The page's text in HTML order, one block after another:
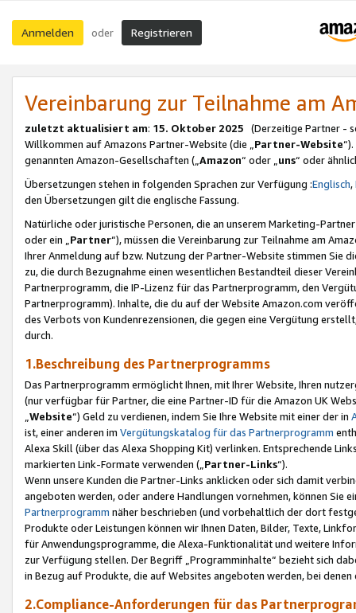
Anmelden oder Registrieren
Vereinbarung zur Teilnahme am
zuletzt aktualisiert am: 15. Oktober 2025 (Derzeitige Partner -
Willkommen auf Amazons Partner-Website (die „Partner-Website
genannten Amazon-Gesellschaften („Amazon“ oder „uns“ oder
Übersetzungen stehen in folgenden Sprachen zur Verfügung :Englisch,
den Übersetzungen gilt die englische Fassung.
Natürliche oder juristische Personen, die an unserem Marketing-
oder ein „Partner“), müssen die Vereinbarung zur Teilnahme am
Ihrer Anmeldung auf bzw. Nutzung der Partner-Website stimmen Sie
zu, die durch Bezugnahme einen wesentlichen Bestandteil dieser
Partnerprogramm, die IP-Lizenz für das Partnerprogramm, den
Partnerprogramm). Inhalte, die du auf der Website Amazon.com
des Verbots von Kundenrezensionen, die gegen eine Vergütung
durch.
1.Beschreibung des Partnerprogramms
Das Partnerprogramm ermöglicht Ihnen, mit Ihrer Website, Ihren
(nur verfügbar für Partner, die eine Partner-ID für die Amazon UK
Website“) Geld zu verdienen, indem Sie Ihre Website mit einer der in
ist, einer anderen im Vergütungskatalog für das Partnerprogramm
Alexa Skill (über das Alexa Shopping Kit) verlinken. Entsprechende
markierten Link-Formate verwenden („ Partner-Links“).
Wenn unsere Kunden die Partner-Links anklicken oder sich damit
angeboten werden, oder andere Handlungen vornehmen, können Sie
Partnerprogramm näher beschrieben (und vorbehaltlich der dort
Produkte oder Leistungen können wir Ihnen Daten, Bilder, Texte,
für Anwendungsprogramme, die Alexa-Funktionalität und weitere
zur Verfügung stellen. Der Begriff „Programminhalte“ bezieht sich
in Bezug auf Produkte, die auf Websites angeboten werden, bei
2.Compliance-Anforderungen für das